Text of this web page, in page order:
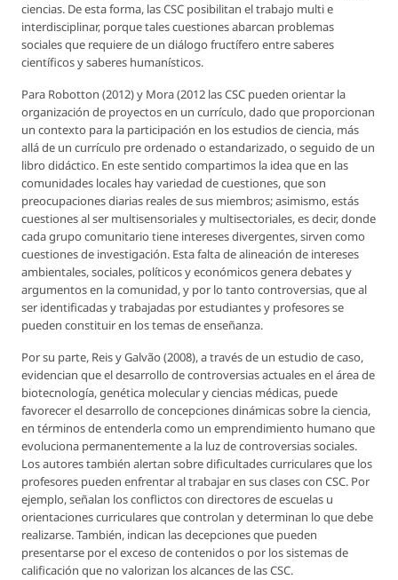
ciencias. De esta forma, las CSC posibilitan el trabajo multi e
interdisciplinar, porque tales cuestiones abarcan problemas
sociales que requiere de un diálogo fructífero entre saberes
científicos y saberes humanísticos.
Para Robotton (2012) y Mora (2012 las CSC pueden orientar la
organización de proyectos en un currículo, dado que proporcionan
un contexto para la participación en los estudios de ciencia, más
allá de un currículo pre ordenado o estandarizado, o seguido de un
libro didáctico. En este sentido compartimos la idea que en las
comunidades locales hay variedad de cuestiones, que son
preocupaciones diarias reales de sus miembros; asimismo, estás
cuestiones al ser multisensoriales y multisectoriales, es decir, donde
cada grupo comunitario tiene intereses divergentes, sirven como
cuestiones de investigación. Esta falta de alineación de intereses
ambientales, sociales, políticos y económicos genera debates y
argumentos en la comunidad, y por lo tanto controversias, que al
ser identificadas y trabajadas por estudiantes y profesores se
pueden constituir en los temas de enseñanza.
Por su parte, Reis y Galvão (2008), a través de un estudio de caso,
evidencian que el desarrollo de controversias actuales en el área de
biotecnología, genética molecular y ciencias médicas, puede
favorecer el desarrollo de concepciones dinámicas sobre la ciencia,
en términos de entenderla como un emprendimiento humano que
evoluciona permanentemente a la luz de controversias sociales.
Los autores también alertan sobre dificultades curriculares que los
profesores pueden enfrentar al trabajar en sus clases con CSC. Por
ejemplo, señalan los conflictos con directores de escuelas u
orientaciones curriculares que controlan y determinan lo que debe
realizarse. También, indican las decepciones que pueden
presentarse por el exceso de contenidos o por los sistemas de
calificación que no valorizan los alcances de las CSC.